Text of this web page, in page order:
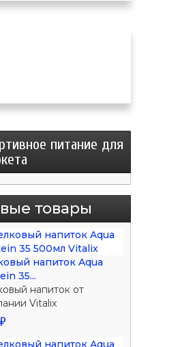
питание для
товары
напиток Aqua
35...
напиток от
Vitalix